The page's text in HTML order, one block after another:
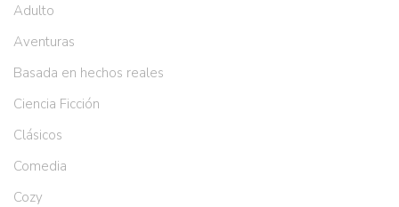
Adulto
Aventuras
Basada en hechos reales
Ciencia Ficción
Clásicos
Comedia
Cozy